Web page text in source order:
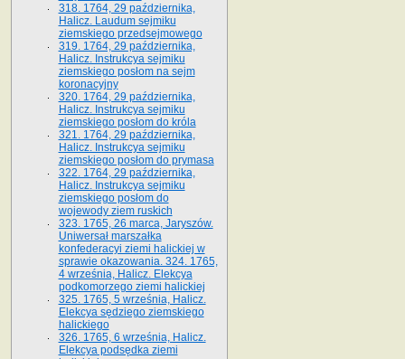
318. 1764, 29 października,
Halicz. Laudum sejmiku
ziemskiego przedsejmowego
319. 1764, 29 października,
Halicz. Instrukcya sejmiku
ziemskiego posłom na sejm
koronacyjny
320. 1764, 29 października,
Halicz. Instrukcya sejmiku
ziemskiego posłom do króla
321. 1764, 29 października,
Halicz. Instrukcya sejmiku
ziemskiego posłom do prymasa
322. 1764, 29 października,
Halicz. Instrukcya sejmiku
ziemskiego posłom do
wojewody ziem ruskich
323. 1765, 26 marca, Jaryszów.
Uniwersał marszałka
konfederacyi ziemi halickiej w
sprawie okazowania. 324. 1765,
4 września, Halicz. Elekcya
podkomorzego ziemi halickiej
325. 1765, 5 września, Halicz.
Elekcya sędziego ziemskiego
halickiego
326. 1765, 6 września, Halicz.
Elekcya podsędka ziemi